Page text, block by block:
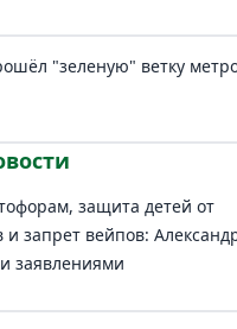
"зеленую" ветку
защита детей от
запрет вейпов:
заявлениями